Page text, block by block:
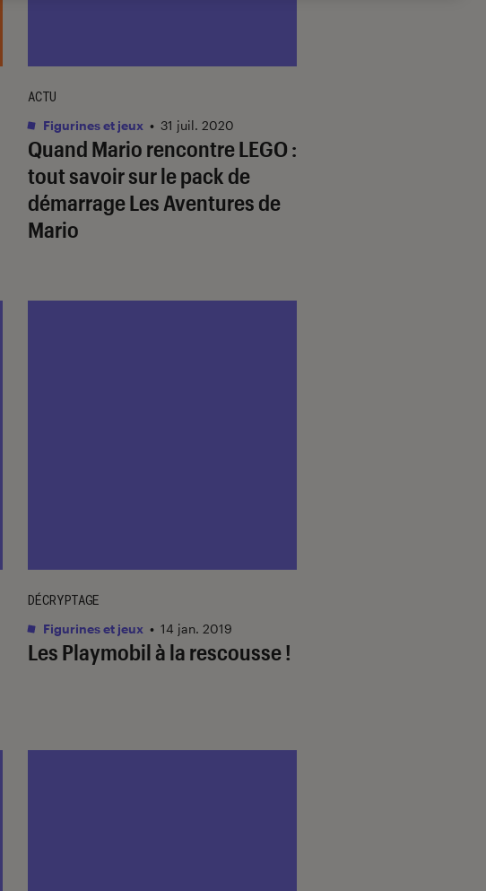
Quand Mario rencontre LEGO :
tout savoir sur le pack de
démarrage Les Aventures de
Mario
ACTU
Figurines et jeux • 31 juil. 2020
Les Playmobil à la rescousse !
DÉCRYPTAGE
Figurines et jeux • 14 jan. 2019